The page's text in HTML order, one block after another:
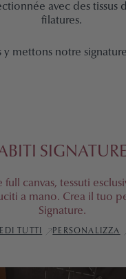
avec des tissus
filatures.
y mettons notre
SIGNATURE
full canvas, tessuti
a mano. Crea il tuo
Signature.
TUTTI PERSONALIZZA